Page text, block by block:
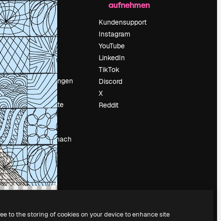
Preise
Über uns
Reviews
Karriere
Suchtrends
Blog
Veranstaltungen
Slidesgo
Deine Inhalte
verkaufen
Pressesaal
Suchst du nach
magnific.ai
aufnehmen
Kundensupport
Instagram
YouTube
LinkedIn
TikTok
Discord
X
Reddit
to the storing of cookies on your device to enhance site